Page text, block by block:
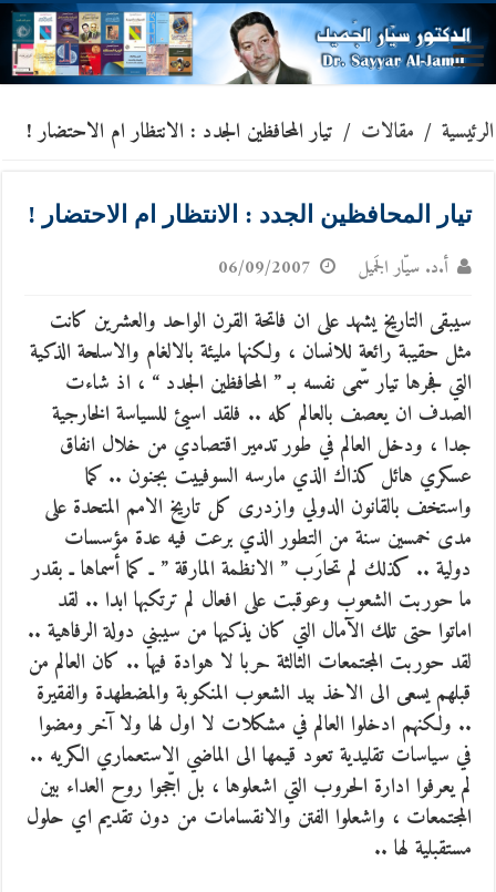
الرئيسية / مقالات / تيار المحافظين الجدد : الانتظار ام الاحتضار !
تيار المحافظين الجدد : الانتظار ام الاحتضار !
أ.د. سيّار الجَميل 06/09/2007
سيبقى التاريخ يشهد على ان فاتحة القرن الواحد والعشرين كانت
مثل حقيبة رائعة للانسان ، ولكنها مليئة بالالغام والاسلحة الذكية
التي فجرها تيار سّمى نفسه بـ ” المحافظين الجدد “ ، اذ شاءت
الصدف ان يعصف بالعالم كله .. فلقد اسيئ للسياسة الخارجية
جدا ، ودخل العالم في طور تدمير اقتصادي من خلال انفاق
عسكري هائل كذاك الذي مارسه السوفييت بجنون .. كما
واستخف بالقانون الدولي وازدرى كل تاريخ الامم المتحدة على
مدى خمسين سنة من التطور الذي برعت فيه عدة مؤسسات
دولية .. كذلك لم تحارَب ” الانظمة المارقة ” ـ كما أسماها ـ بقدر
ما حوربت الشعوب وعوقبت على افعال لم ترتكبها ابدا .. لقد
اماتوا حتى تلك الآمال التي كان يذكيها من سيبني دولة الرفاهية ..
لقد حوربت المجتمعات الثالثة حربا لا هوادة فيها .. كان العالم من
قبلهم يسعى الى الاخذ بيد الشعوب المنكوبة والمضطهدة والفقيرة
.. ولكنهم ادخلوا العالم في مشكلات لا اول لها ولا آخر ومضوا
في سياسات تقليدية تعود قيمها الى الماضي الاستعماري الكريه ..
لم يعرفوا ادارة الحروب التي اشعلوها ، بل اجّجوا روح العداء بين
المجتمعات ، واشعلوا الفتن والانقسامات من دون تقديم اي حلول
مستقبلية لها ..